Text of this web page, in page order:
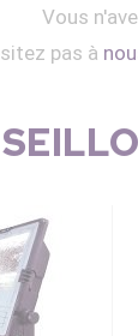
Vous
pas à